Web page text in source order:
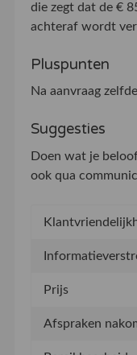
die zegt dat de €
achteraf wordt
Pluspunten
Na aanvraag
Suggesties
Doen wat je
ook qua
Prijs
Afspraken